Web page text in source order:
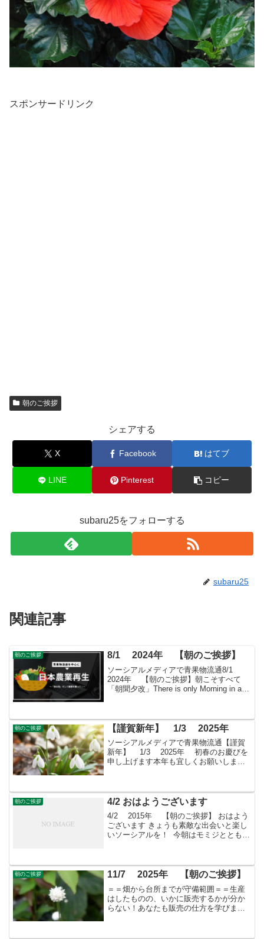
スポンサードリンク
朝のご挨拶
シェアする
X Facebook はてブ
LINE Pinterest コピー
subaru25をフォローする
subaru25
関連記事
朝のご挨拶 8/1 2024年 【朝のご挨拶】
ソーシアルメディアで青果物流通8/1
2024年 【朝のご挨拶】朝こそすべて
「朝聞夕改」There is only Morning in all
朝のご挨拶 【謹賀新年】 1/3 2025年
ソーシアルメディアで青果物流通【謹賀
新年】 1/3 2025年 初春のお慶びを
申し上げます本年も宜しくお願いします
科)とともに・・・花ことば：初恋のため
息...
朝のご挨拶 4/2 おはようございます
4/2 2015年 【朝のご挨拶】 おはよう
ございます きょうも素敵な出会いと楽し
いソーシアルを！ 今朝はモミジととも
朝のご挨拶 11/7 2025年 【朝のご挨拶】
＝＝畑から台所までが守備範囲＝＝生産
はしたものの、いかに販売するかが分か
らない！あなたも販売の仕方を学びませ